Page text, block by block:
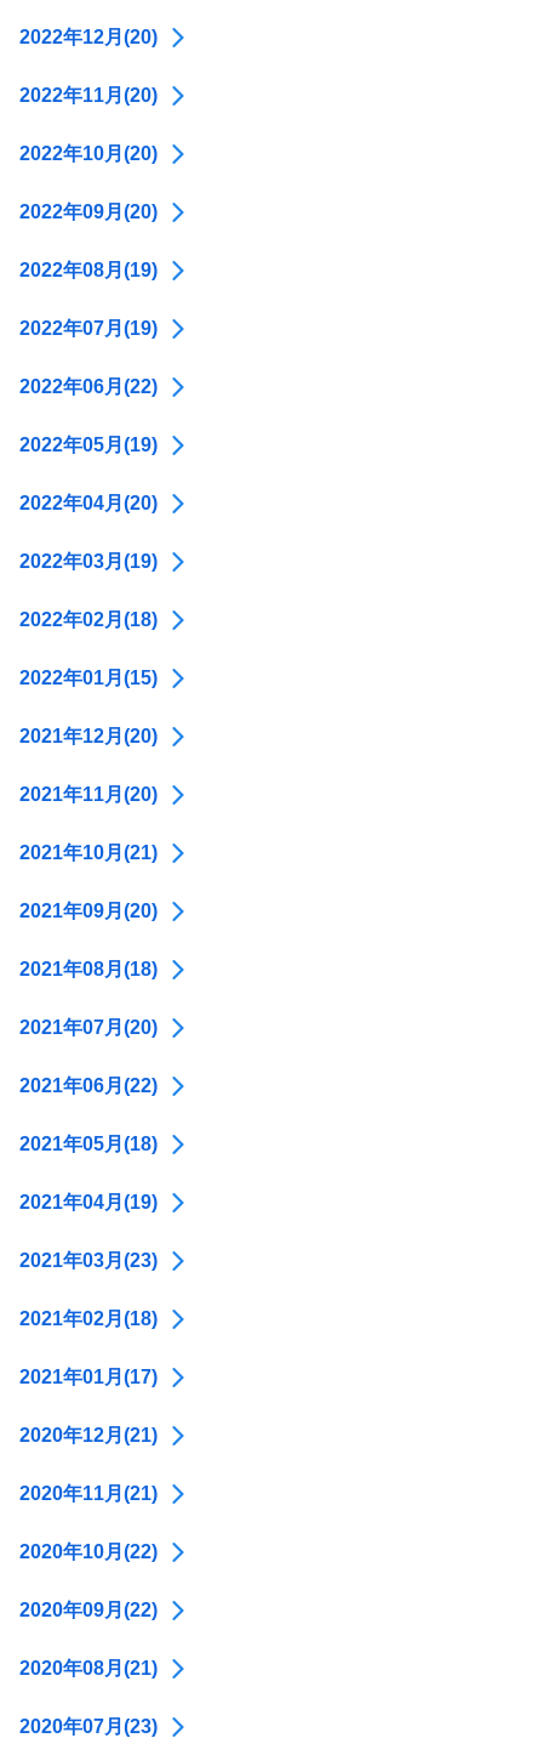
2022年12月(20)
2022年11月(20)
2022年10月(20)
2022年09月(20)
2022年08月(19)
2022年07月(19)
2022年06月(22)
2022年05月(19)
2022年04月(20)
2022年03月(19)
2022年02月(18)
2022年01月(15)
2021年12月(20)
2021年11月(20)
2021年10月(21)
2021年09月(20)
2021年08月(18)
2021年07月(20)
2021年06月(22)
2021年05月(18)
2021年04月(19)
2021年03月(23)
2021年02月(18)
2021年01月(17)
2020年12月(21)
2020年11月(21)
2020年10月(22)
2020年09月(22)
2020年08月(21)
2020年07月(23)